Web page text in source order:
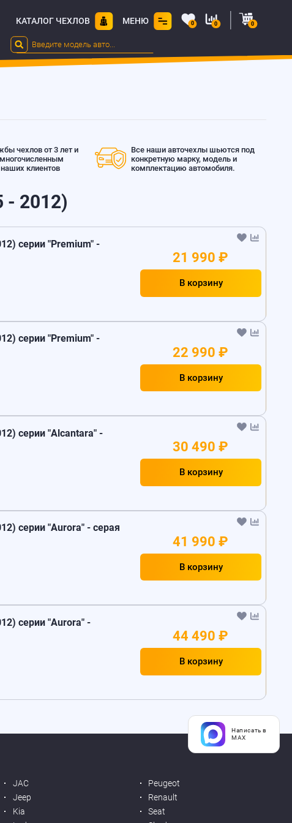
КАТАЛОГ ЧЕХЛОВ МЕНЮ 0 0 0
чехлов от 3 лет и
клиентов
Все наши авточехлы шьются под
конкретную марку, модель и
комплектацию автомобиля.
- 2012)
серии "Premium" -
21 990 ₽
В корзину
серии "Premium" -
22 990 ₽
В корзину
серии "Alcantara" -
30 490 ₽
В корзину
серии "Aurora" - серая
41 990 ₽
В корзину
серии "Aurora" -
44 490 ₽
В корзину
JAC
Jeep
Kia
Peugeot
Renault
Seat
Написать в
MAX